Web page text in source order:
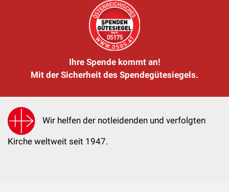
Ihre Spende kommt an!
Mit der Sicherheit des Spendegütesiegels.
Wir helfen der notleidenden und verfolgten
Kirche weltweit seit 1947.